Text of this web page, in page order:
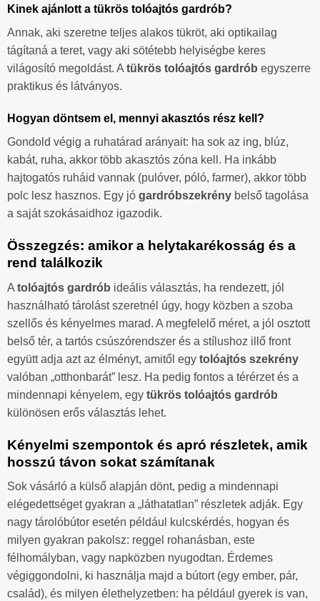
Kinek ajánlott a tükrös tolóajtós gardrób?
Annak, aki szeretne teljes alakos tükröt, aki optikailag
tágítaná a teret, vagy aki sötétebb helyiségbe keres
világosító megoldást. A tükrös tolóajtós gardrób egyszerre
praktikus és látványos.
Hogyan döntsem el, mennyi akasztós rész kell?
Gondold végig a ruhatárad arányait: ha sok az ing, blúz,
kabát, ruha, akkor több akasztós zóna kell. Ha inkább
hajtogatós ruháid vannak (pulóver, póló, farmer), akkor több
polc lesz hasznos. Egy jó gardróbszekrény belső tagolása
a saját szokásaidhoz igazodik.
Összegzés: amikor a helytakarékosság és a
rend találkozik
A tolóajtós gardrób ideális választás, ha rendezett, jól
használható tárolást szeretnél úgy, hogy közben a szoba
szellős és kényelmes marad. A megfelelő méret, a jól osztott
belső tér, a tartós csúszórendszer és a stílushoz illő front
együtt adja azt az élményt, amitől egy tolóajtós szekrény
valóban „otthonbarát” lesz. Ha pedig fontos a térérzet és a
mindennapi kényelem, egy tükrös tolóajtós gardrób
különösen erős választás lehet.
Kényelmi szempontok és apró részletek, amik
hosszú távon sokat számítanak
Sok vásárló a külső alapján dönt, pedig a mindennapi
elégedettséget gyakran a „láthatatlan” részletek adják. Egy
nagy tárolóbútor esetén például kulcskérdés, hogyan és
milyen gyakran pakolsz: reggel rohanásban, este
félhomályban, vagy napközben nyugodtan. Érdemes
végiggondolni, ki használja majd a bútort (egy ember, pár,
család), és milyen élethelyzetben: ha például gyerek is van,